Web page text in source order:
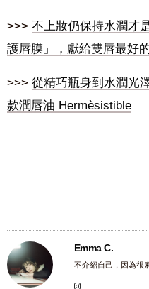
>>> 不上妝仍保持水潤才
護唇膜」，獻給雙唇最好
>>> 從精巧瓶身到水潤光
款潤唇油 Hermèsistible
Emma C.
不介紹自己，因為很